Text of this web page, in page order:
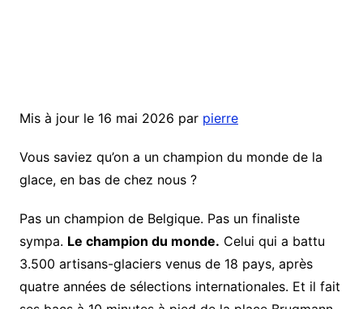
Mis à jour le 16 mai 2026 par pierre
Vous saviez qu’on a un champion du monde de la
glace, en bas de chez nous ?
Pas un champion de Belgique. Pas un finaliste
sympa. Le champion du monde. Celui qui a battu
3.500 artisans-glaciers venus de 18 pays, après
quatre années de sélections internationales. Et il fait